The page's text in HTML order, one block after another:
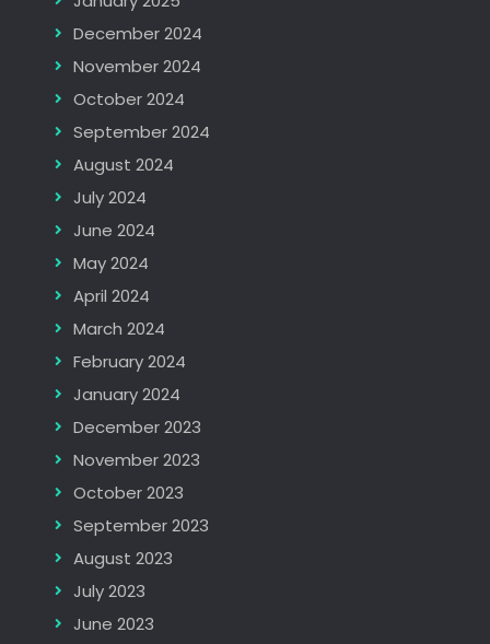
December 2024
November 2024
October 2024
September 2024
August 2024
July 2024
June 2024
May 2024
April 2024
March 2024
February 2024
January 2024
December 2023
November 2023
October 2023
September 2023
August 2023
July 2023
June 2023